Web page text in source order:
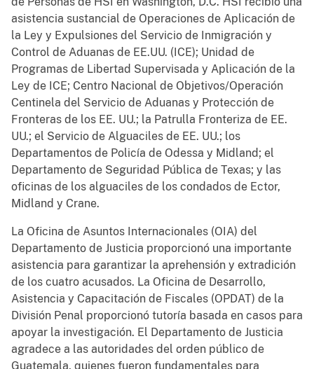
asistencia sustancial de Operaciones de Aplicación de
la Ley y Expulsiones del Servicio de Inmigración y
Control de Aduanas de EE.UU. (ICE); Unidad de
Programas de Libertad Supervisada y Aplicación de la
Ley de ICE; Centro Nacional de Objetivos/Operación
Centinela del Servicio de Aduanas y Protección de
Fronteras de los EE. UU.; la Patrulla Fronteriza de EE.
UU.; el Servicio de Alguaciles de EE. UU.; los
Departamentos de Policía de Odessa y Midland; el
Departamento de Seguridad Pública de Texas; y las
oficinas de los alguaciles de los condados de Ector,
Midland y Crane.
La Oficina de Asuntos Internacionales (OIA) del
Departamento de Justicia proporcionó una importante
asistencia para garantizar la aprehensión y extradición
de los cuatro acusados. La Oficina de Desarrollo,
Asistencia y Capacitación de Fiscales (OPDAT) de la
División Penal proporcionó tutoría basada en casos para
apoyar la investigación. El Departamento de Justicia
agradece a las autoridades del orden público de
Guatemala, quienes fueron fundamentales para